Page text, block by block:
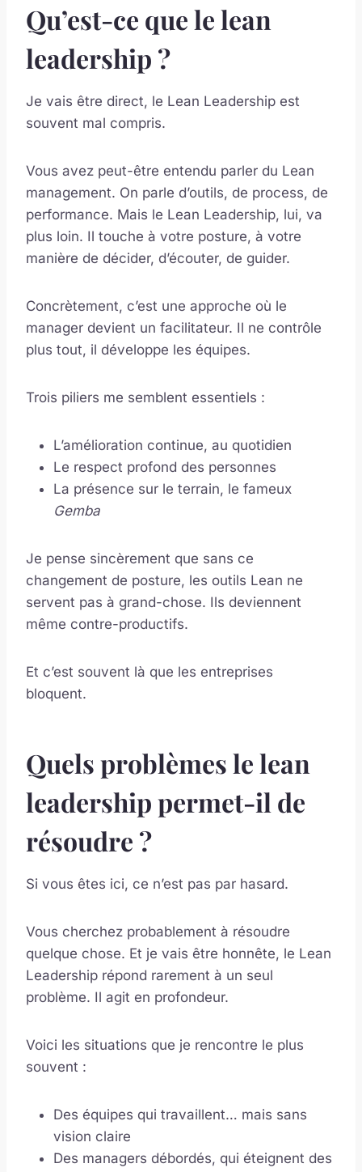
Qu’est-ce que le lean
leadership ?
Je vais être direct, le Lean Leadership est
souvent mal compris.
Vous avez peut-être entendu parler du Lean
management. On parle d’outils, de process, de
performance. Mais le Lean Leadership, lui, va
plus loin. Il touche à votre posture, à votre
manière de décider, d’écouter, de guider.
Concrètement, c’est une approche où le
manager devient un facilitateur. Il ne contrôle
plus tout, il développe les équipes.
Trois piliers me semblent essentiels :
L’amélioration continue, au quotidien
Le respect profond des personnes
La présence sur le terrain, le fameux
Gemba
Je pense sincèrement que sans ce
changement de posture, les outils Lean ne
servent pas à grand-chose. Ils deviennent
même contre-productifs.
Et c’est souvent là que les entreprises
bloquent.
Quels problèmes le lean
leadership permet-il de
résoudre ?
Si vous êtes ici, ce n’est pas par hasard.
Vous cherchez probablement à résoudre
quelque chose. Et je vais être honnête, le Lean
Leadership répond rarement à un seul
problème. Il agit en profondeur.
Voici les situations que je rencontre le plus
souvent :
Des équipes qui travaillent… mais sans
vision claire
Des managers débordés, qui éteignent des